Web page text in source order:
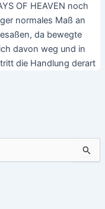
OF HEAVEN noch
normales Maß an
da bewegte
davon weg und in
die Handlung derart